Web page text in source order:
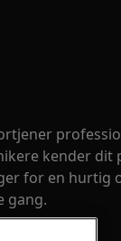
kender dit
for en hurtig
gang.